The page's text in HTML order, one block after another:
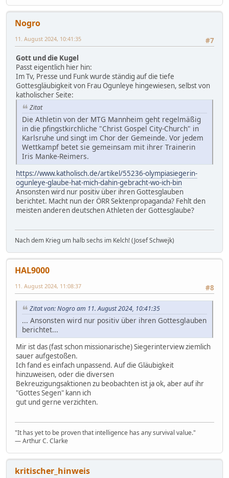
Nogro
#7
11. August 2024, 10:41:35
Gott und die Kugel
Passt eigentlich hier hin:
Im Tv, Presse und Funk wurde ständig auf die tiefe
Gottesgläubigkeit von Frau Ogunleye hingewiesen, selbst von
katholischer Seite:
Zitat
Die Athletin von der MTG Mannheim geht regelmäßig
in die pfingstkirchliche "Christ Gospel City-Church" in
Karlsruhe und singt im Chor der Gemeinde. Vor jedem
Wettkampf betet sie gemeinsam mit ihrer Trainerin
Iris Manke-Reimers.
https://www.katholisch.de/artikel/55236-olympiasiegerin-
ogunleye-glaube-hat-mich-dahin-gebracht-wo-ich-bin
Ansonsten wird nur positiv über ihren Gottesglauben
berichtet. Macht nun der ÖRR Sektenpropaganda? Fehlt den
meisten anderen deutschen Athleten der Gottesglaube?
Nach dem Krieg um halb sechs im Kelch! (Josef Schwejk)
HAL9000
#8
11. August 2024, 11:08:37
Zitat von: Nogro am 11. August 2024, 10:41:35
... Ansonsten wird nur positiv über ihren Gottesglauben
berichtet...
Mir ist das (fast schon missionarische) Siegerinterview ziemlich
sauer aufgestoßen.
Ich fand es einfach unpassend. Auf die Gläubigkeit
hinzuweisen, oder die diversen
Bekreuzigungsaktionen zu beobachten ist ja ok, aber auf ihr
"Gottes Segen" kann ich
gut und gerne verzichten.
"It has yet to be proven that intelligence has any survival value."
― Arthur C. Clarke
kritischer_hinweis